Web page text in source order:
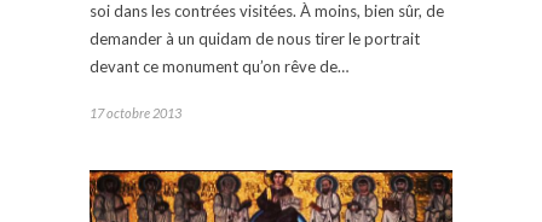
soi dans les contrées visitées. À moins, bien sûr, de
demander à un quidam de nous tirer le portrait
devant ce monument qu’on rêve de…
17 octobre 2013